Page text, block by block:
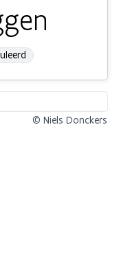
© Niels Donckers